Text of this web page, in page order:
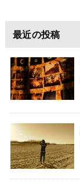
最近の投稿